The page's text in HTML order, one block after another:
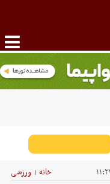
خانه | ورزشی